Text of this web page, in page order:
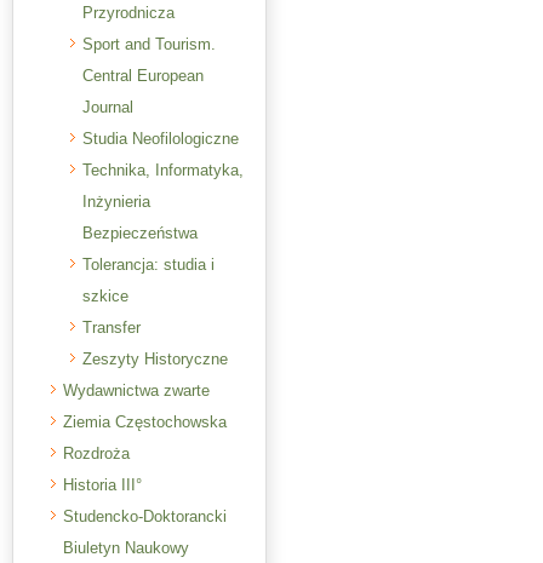
Przyrodnicza
Sport and Tourism.
Central European
Journal
Studia Neofilologiczne
Technika, Informatyka,
Inżynieria
Bezpieczeństwa
Tolerancja: studia i
szkice
Transfer
Zeszyty Historyczne
Wydawnictwa zwarte
Ziemia Częstochowska
Rozdroża
Historia III°
Studencko-Doktorancki
Biuletyn Naukowy